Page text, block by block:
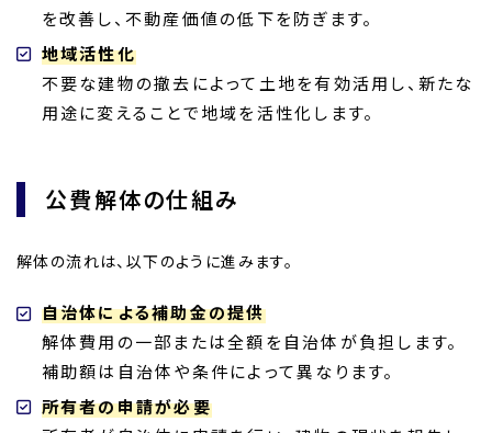
を改善し、不動産価値の低下を防ぎます。
地域活性化
不要な建物の撤去によって土地を有効活用し、新たな
用途に変えることで地域を活性化します。
公費解体の仕組み
解体の流れは、以下のように進みます。
自治体による補助金の提供
解体費用の一部または全額を自治体が負担します。
補助額は自治体や条件によって異なります。
所有者の申請が必要